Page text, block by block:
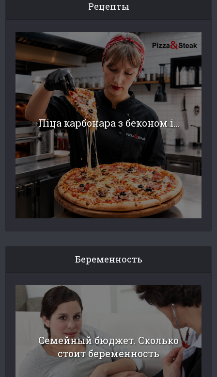
Рецепты
Піца карбонара з беконом і...
Беременность
Семейный бюджет. Сколько
стоит беременность